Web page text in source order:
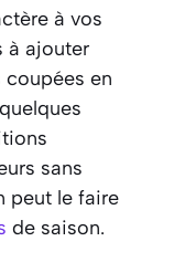
à vos
à ajouter
en
sans
peut le faire
de saison.